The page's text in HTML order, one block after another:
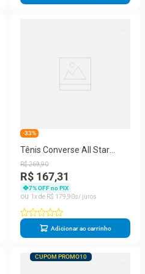
-33%
Tênis Converse All Star
Chuck Taylor HI Kids
R$269,90
R$ 167,31
7% OFF no PIX
1
R$ 179 90
Adicionar ao carrinho
CUPOM PROMO10